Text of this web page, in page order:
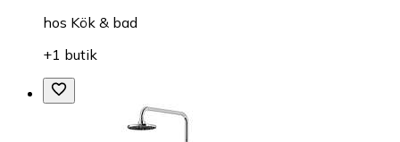
hos Kök & bad
+1 butik